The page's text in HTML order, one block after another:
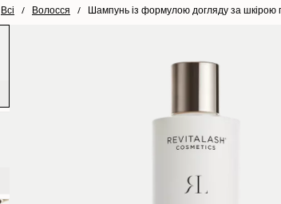
Всі / Волосся / Шампунь із формулою догляду за шкірою